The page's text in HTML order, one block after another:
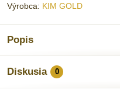
Výrobca: KIM GOLD
Popis
Diskusia 0